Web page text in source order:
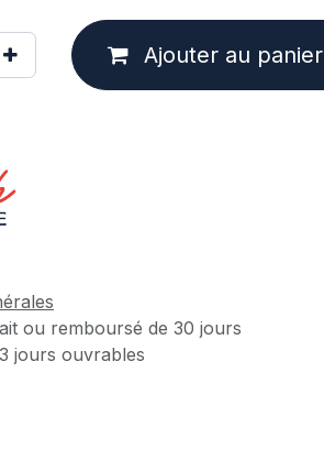
Ajouter au panier
ou remboursé de 30 jours
jours ouvrables